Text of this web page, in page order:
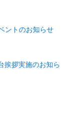
ントのお知らせ
挨拶実施のお知ら